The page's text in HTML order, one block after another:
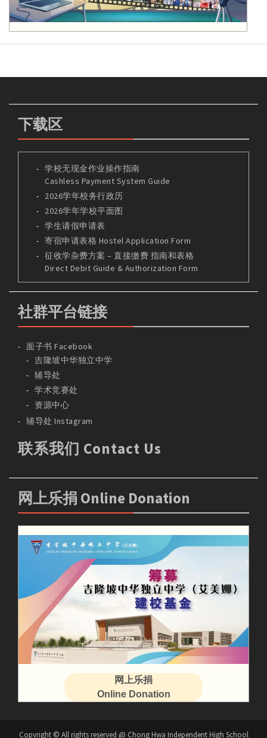
下载区
学校无现金作业操作指南
Cashless Payment System Guide
2026学年校务行政历
2026学年学校平面图
学生请假申请表
寄宿申请表格 Hostel Application Form
征收学杂费方案 – 直接缴费 指南和表格
Direct Debit Guide & Authorization Form
社群平台链接
面子书 Facebook
吉隆坡中华独立中学
辅导处
学术竞赛处
资源中心
辅导处 Instagram
联系我们 Contact Us
网上乐捐 Online Donation
网上乐捐
Online Donation
Copyright © All rights reserved @ Chong Hwa Independent High School